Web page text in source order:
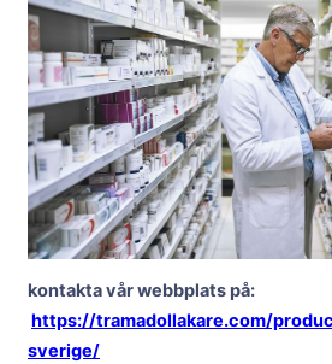
kontakta vår webbplats på:
https://tramadollakare.com/
sverige/